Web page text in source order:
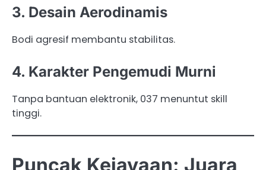
3. Desain Aerodinamis
Bodi agresif membantu stabilitas.
4. Karakter Pengemudi Murni
Tanpa bantuan elektronik, 037 menuntut skill
tinggi.
Puncak Kejayaan: Juara